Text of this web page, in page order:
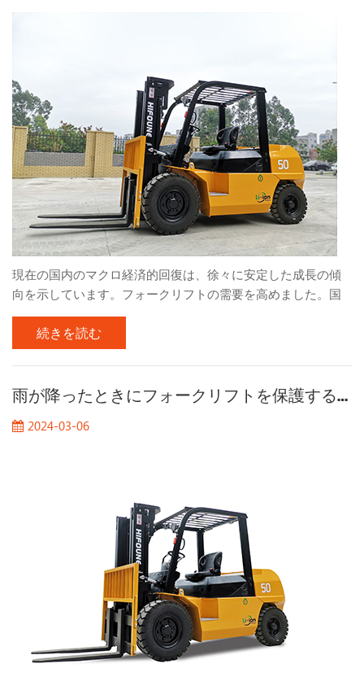
ークリフトトラックの寸法は、ボックス内の小さなスペース
コンテナから241mmの外...
現在の国内のマクロ経済的回復は、徐々に安定した成長の傾
向を示しています。フォークリフトの需要を高めました。国
によって実施された積極的な財政政策とインフラストラクチ
ャの建設は、高い成長率を維持しており、フォークリフト業
界の成長を加速させました。今日、ライアンは、フォークリ
フト業界の将来の発展における4つの主要なトレンドを紹介し
ます。 1ãシリアル化と大規模 シリアル化は、の開発における
な外国企業は、製品のシリアル化を徐々に実現し、マイクロ
燃式フォークリフトよりも多くの利点があります。 高い技術
コンテンツ 簡単なメンテナンス 清潔さ .、 そして 環境保護
続きを読む
雨が降ったときにフォークリフトを保護するにはどうすればよいですか?
2024-03-06